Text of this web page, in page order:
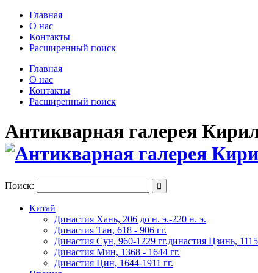
Главная
О нас
Контакты
Расширенный поиск
Главная
О нас
Контакты
Расширенный поиск
Антикварная галерея
Поиск: 
Китай
Династия Хань, 206 до н. э.-220 н. э.
Династия Тан, 618 - 906 гг.
Династия Сун, 960-1229 гг.династия Цзинь,
Династия Мин, 1368 - 1644 гг.
Династия Цин, 1644-1911 гг.